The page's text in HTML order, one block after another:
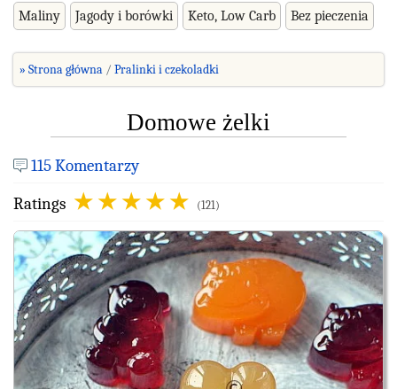
Maliny Jagody i borówki Keto, Low Carb Bez pieczenia
» Strona główna Pralinki i czekoladki
Domowe żelki
115 Komentarzy
Ratings
(121)